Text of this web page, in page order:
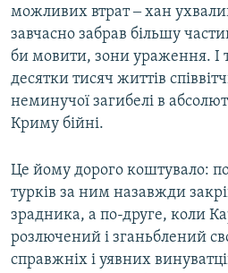
можливих втрат ‒ хан
завчасно забрав більшу
би мовити, зони ураження. І
десятки тисяч життів
неминучої загибелі в
Криму бійні.
Це йому дорого коштувало:
турків за ним назавжди
зрадника, а по-друге, коли
розлючений і зганьблений
справжніх і уявних